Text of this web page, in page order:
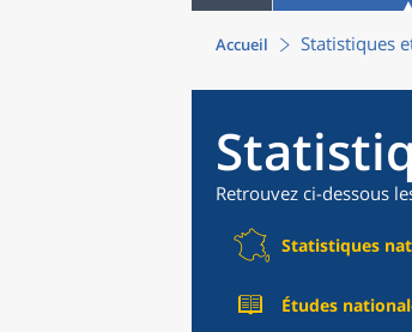
Accueil Statistiques
Retrouvez ci-dessous
Statistiques
Études